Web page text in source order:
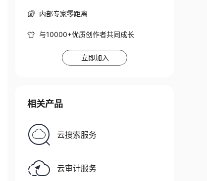
内部专家零距离
与10000+优质创作者共同成长
立即加入
相关产品
云搜索服务
云审计服务